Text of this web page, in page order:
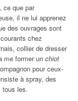
ce que par
il ne lui apprenez
des ouvrages sont
chez
collier de dresser
me former un chiot
pour ceux-
à spray, des
tous les.